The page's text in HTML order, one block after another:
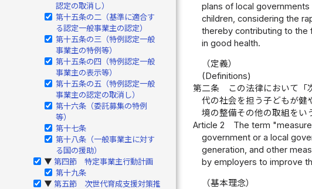
認定の取消し）
第十五条の二（基準に適合す
る認定一般事業主の認定）
第十五条の三（特例認定一般
事業主の特例等）
第十五条の四（特例認定一般
事業主の表示等）
第十五条の五（特例認定一般
事業主の認定の取消し）
第十六条（委託募集の特例
等）
第十七条
第十八条（一般事業主に対す
る国の援助）
▶ 第四節 特定事業主行動計画
第十九条
▶ 第五節 次世代育成支援対策推
plans of local
children, considering the
thereby contributing to the
in good health.
（定義）
(Definitions)
第二条
この法律において「
代の社会を担う子どもが健
境の整備その他の取組をい
Article 2
The term
government or a local
generation, and other
by employers to improve
（基本理念）